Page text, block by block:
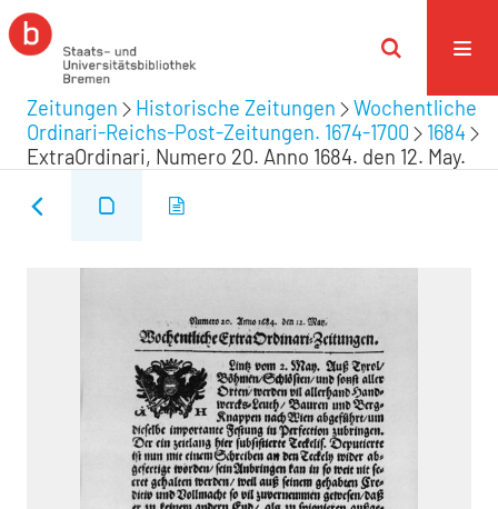
Zeitungen Historische Zeitungen
Wochentliche
Ordinari-Reichs-Post-Zeitungen. 1674-1700
1684
ExtraOrdinari, Numero 20. Anno 1684. den 12. May.